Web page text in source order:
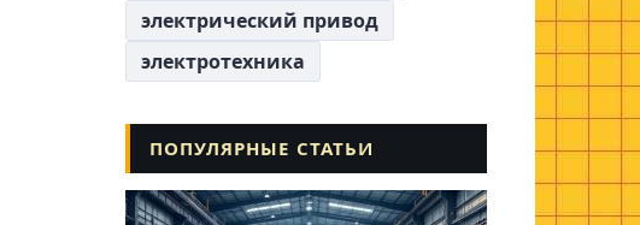
электрический привод
электротехника
ПОПУЛЯРНЫЕ СТАТЬИ